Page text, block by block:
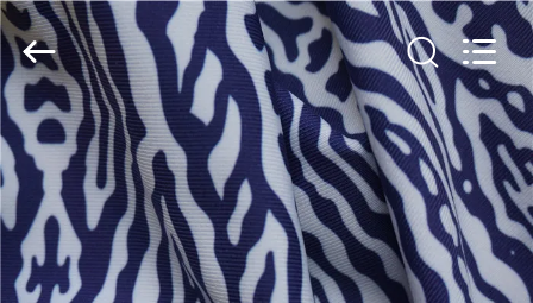
EV
ÜRÜN:%
S
2026
SEVNNA
TEXTILE.
All
Rights
Reserved.